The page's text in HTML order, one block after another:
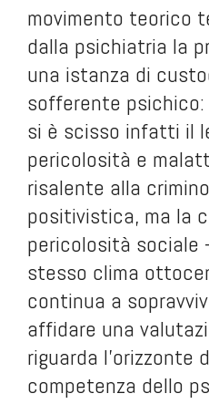
movimento teorico
dalla psichiatria la
una istanza di
sofferente
si è scisso infatti il
pericolosità e
risalente alla
positivistica, ma la
pericolosità
stesso clima
continua a
affidare una
riguarda l’orizzonte
competenza dello